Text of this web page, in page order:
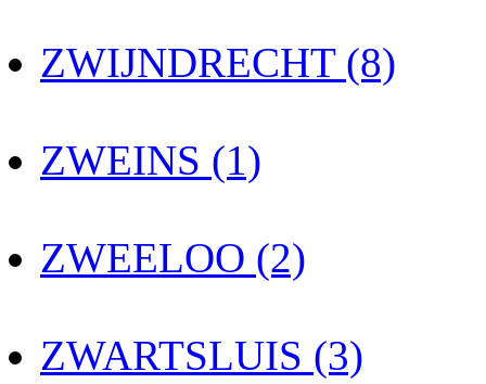
ZWIJNDRECHT (8)
ZWEINS (1)
ZWEELOO (2)
ZWARTSLUIS (3)